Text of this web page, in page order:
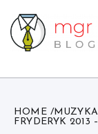
content
HOME
MUZYKA
FRYDERYK